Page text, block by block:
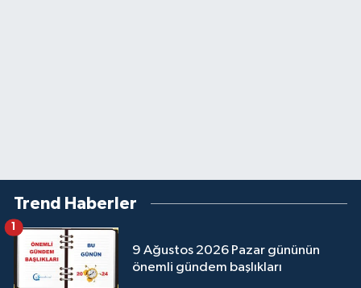
Trend Haberler
9 Ağustos 2026 Pazar gününün
önemli gündem başlıkları
1